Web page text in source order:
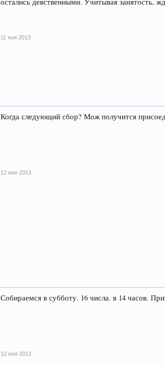
11 ноя 2013
Когда следующий сбор? Мож получится
12 ноя 2013
Собираемся в субботу. 16 числа. в 14 часов.
12 ноя 2013